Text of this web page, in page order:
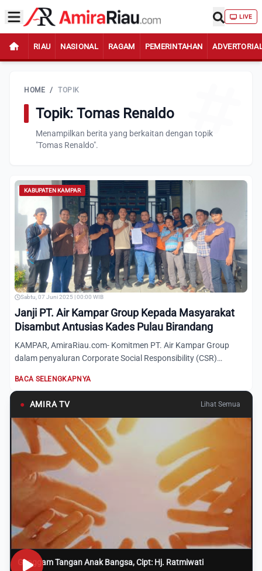
LIVE
RIAU NASIONAL RAGAM PEMERINTAHAN
HOME / TOPIK
Topik: Tomas Renaldo
Menampilkan berita yang berkaitan dengan topik
"Tomas Renaldo".
KABUPATEN KAMPAR
Sabtu, 07 Juni 2025 | 00:00 WIB
Janji PT. Air Kampar Group Kepada Masyarakat
Disambut Antusias Kades Pulau Birandang
KAMPAR, AmiraRiau.com- Komitmen PT. Air Kampar Group
dalam penyaluran Corporate Social Responsibility (CSR)
BACA SELENGKAPNYA
● AMIRA TV Lihat Semua
Genggam Tangan Anak Bangsa, Cipt: Hj. Ratmiwati